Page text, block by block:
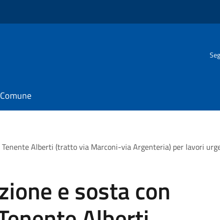
Alberti (tratto via Marconi-via Argenteria) per lavori
e sosta con